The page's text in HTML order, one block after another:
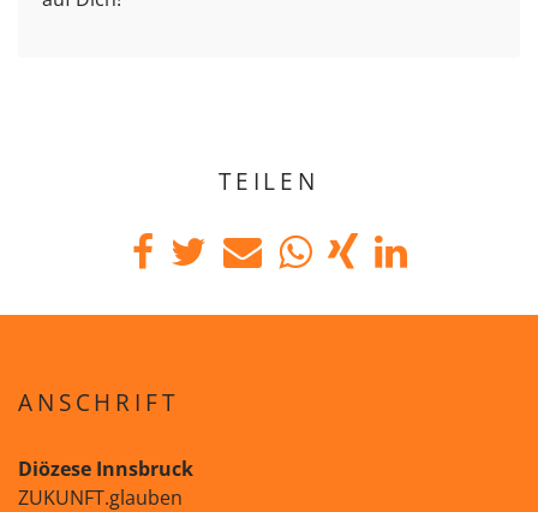
TEILEN
ANSCHRIFT
Diözese Innsbruck
ZUKUNFT.glauben